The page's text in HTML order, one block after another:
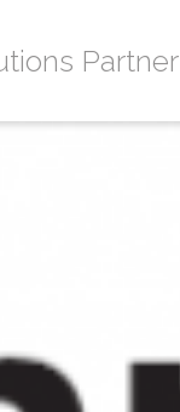
Partner